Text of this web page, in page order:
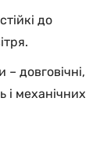
до
– довговічні,
і механічних